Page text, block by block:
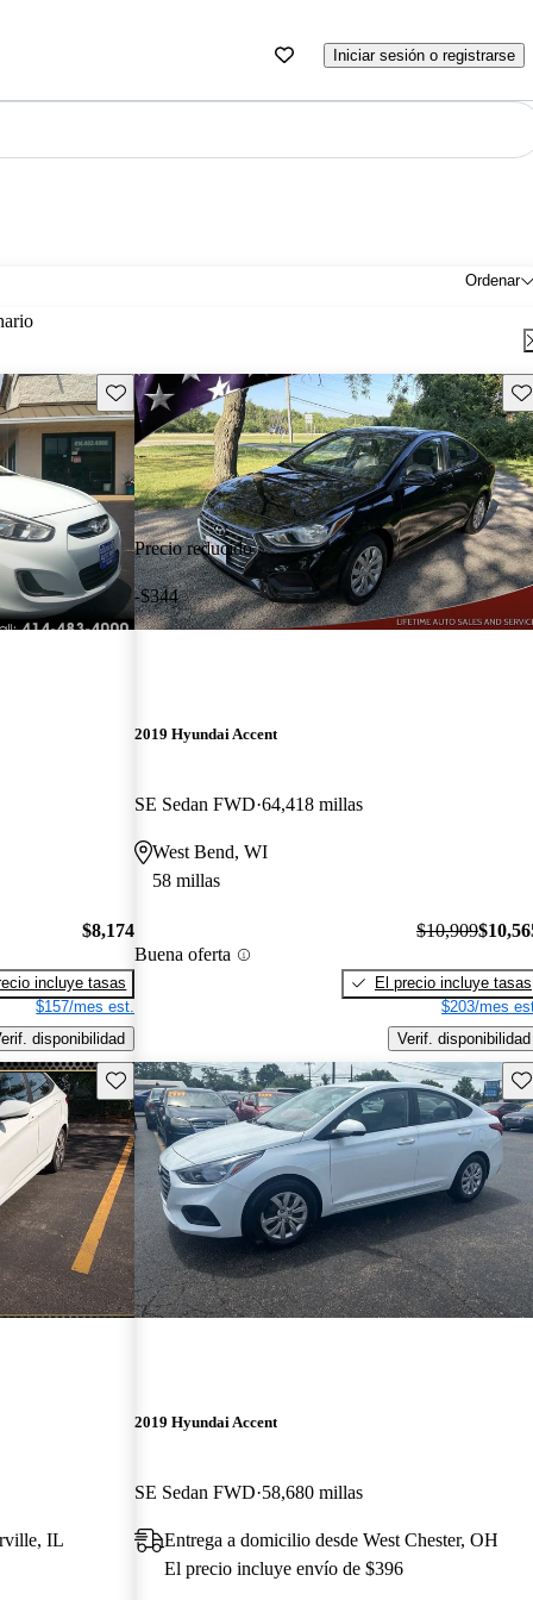
Iniciar sesión o registrarse
Ordenar
Guarda este Aviso
$8,174
incluye tasas
$157/mes est.
disponibilidad
Precio reducido
-$344
2019 Hyundai Accent
SE Sedan FWD 64,418 millas
West Bend, WI
58 millas
Buena oferta
$10,909
El precio incluye tasas
$203/mes
Verif. disponibilidad
Guarda este Aviso
IL
2019 Hyundai Accent
SE Sedan FWD 58,680 millas
Entrega a domicilio desde West Chester, OH
El precio incluye envío de $396